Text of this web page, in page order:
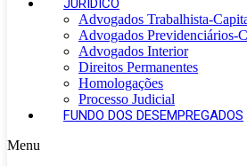
JURÍDICO
Advogados Trabalhista-
Advogados Previdenciários-
Advogados Interior
Direitos Permanentes
Homologações
Processo Judicial
FUNDO DOS DESEMPREGADOS
Menu